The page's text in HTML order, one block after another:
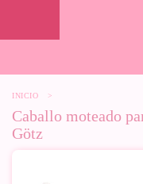
INICIO >
Caballo moteado
Götz